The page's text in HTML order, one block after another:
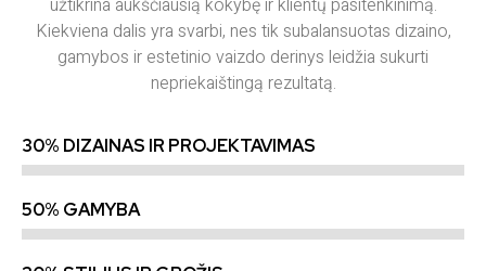
Kiekviena dalis yra svarbi, nes tik subalansuotas dizaino,
gamybos ir estetinio vaizdo derinys leidžia sukurti
nepriekaištingą rezultatą.
30% DIZAINAS IR PROJEKTAVIMAS
50% GAMYBA